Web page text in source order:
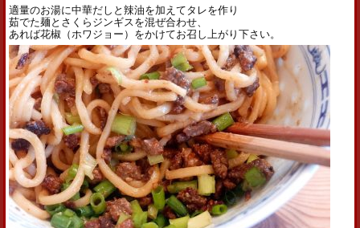
適量のお湯に中華だしと辣油を加えてタレを作り
茹でた麺とさくらジンギスを混ぜ合わせ、
あれば花椒（ホワジョー）をかけてお召し上がり下さい。